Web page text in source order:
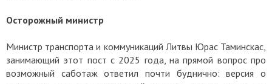
Осторожный министр
Министр транспорта и коммуникаций Литвы Юрас Таминскас,
занимающий этот пост с 2025 года, на прямой вопрос про
возможный саботаж ответил почти буднично: версия о